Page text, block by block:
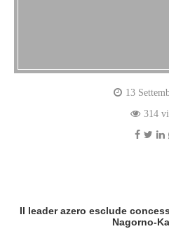
13
314
Il leader azero esclude
Nagorno-